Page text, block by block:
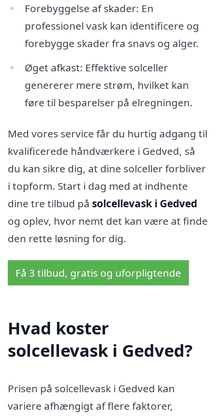
Forebyggelse af skader: En
professionel vask kan identificere og
forebygge skader fra snavs og alger.
Øget afkast: Effektive solceller
genererer mere strøm, hvilket kan
føre til besparelser på elregningen.
Med vores service får du hurtig adgang til
kvalificerede håndværkere i Gedved, så
du kan sikre dig, at dine solceller forbliver
i topform. Start i dag med at indhente
dine tre tilbud på solcellevask i Gedved
og oplev, hvor nemt det kan være at finde
den rette løsning for dig.
Få 3 tilbud, gratis og uforpligtende
Hvad koster
solcellevask i Gedved?
Prisen på solcellevask i Gedved kan
variere afhængigt af flere faktorer,